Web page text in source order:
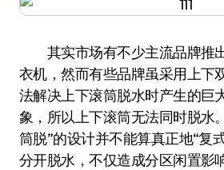
其实市场有不少主流品牌推
衣机，然而有些品牌虽采用上下
法解决上下滚筒脱水时产生的巨
象，所以上下滚筒无法同时脱水
筒脱”的设计并不能算真正地“复
分开脱水，不仅造成分区闲置影